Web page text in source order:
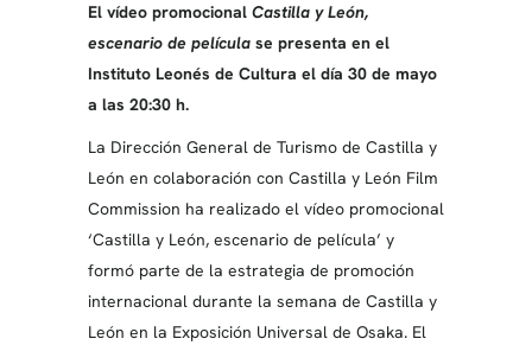
El vídeo promocional Castilla y León,
escenario de películase presenta en el
Instituto Leonés de Cultura el día 30 de mayo
a las 20:30 h.
La Dirección General de Turismo de Castilla y
León en colaboración con Castilla y León Film
Commission ha realizado el vídeo promocional
‘Castilla y León, escenario de película’ y
formó parte de la estrategia de promoción
internacional durante la semana de Castilla y
León en la Exposición Universal de Osaka. El